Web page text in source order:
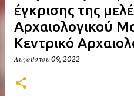
έγκρισης της
Αρχαιολογικού
Κεντρικό
Αυγούστου 09, 2022